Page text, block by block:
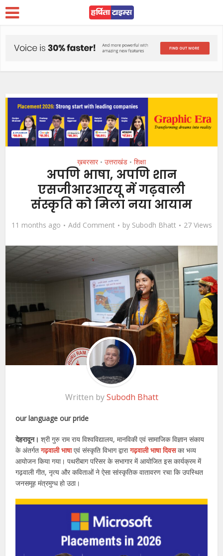
ख़बरसार • उत्तराखंड • शिक्षा
अपणि भाषा, अपणि शान
एसजीआरआरयू में गढ़वाली
संस्कृति को मिला नया आयाम
11 months ago Add Comment by Subodh Bhatt 27 Views
Written bySubodh Bhatt
our language our pride
देहरादून।श्री गुरु राम राय विश्वविद्यालय, मानविकी एवं सामाजिक विज्ञान संकाय
के अंतर्गतगढ़वाली भाषाएवं संस्कृति विभाग द्वारागढ़वाली भाषा दिवसका भव्य
आयोजन किया गया। पथरीबाग परिसर के सभागार में आयोजित इस कार्यक्रम में
गढ़वाली गीत, नृत्य और कविताओं ने ऐसा सांस्कृतिक वातावरण रचा कि उपस्थित
जनसमूह मंत्रमुग्ध हो उठा।